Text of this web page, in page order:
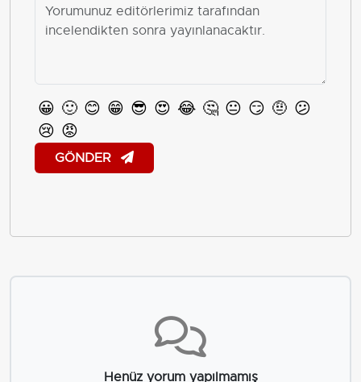
😀 🙂 😊 😁 😎 😍 😂 🤔 😐 😏 🤨 😕
😢 😡
GÖNDER
Henüz yorum yapılmamış